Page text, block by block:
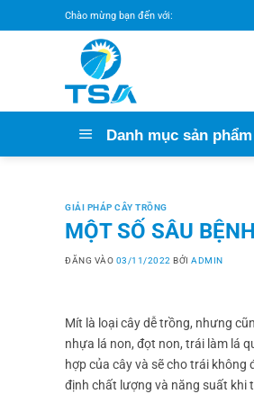
qua
Chào mừng bạn đến với:
Danh mục sản phẩm
GIẢI PHÁP CÂY TRỒNG
MỘT SỐ SÂU
ĐĂNG VÀO 03/11/2022 BỞIADMIN
Mít là loại cây dễ trồng, nhưng
nhựa lá non, đọt non, trái làm lá
hợp của cây và sẽ cho trái
định chất lượng và năng suất khi